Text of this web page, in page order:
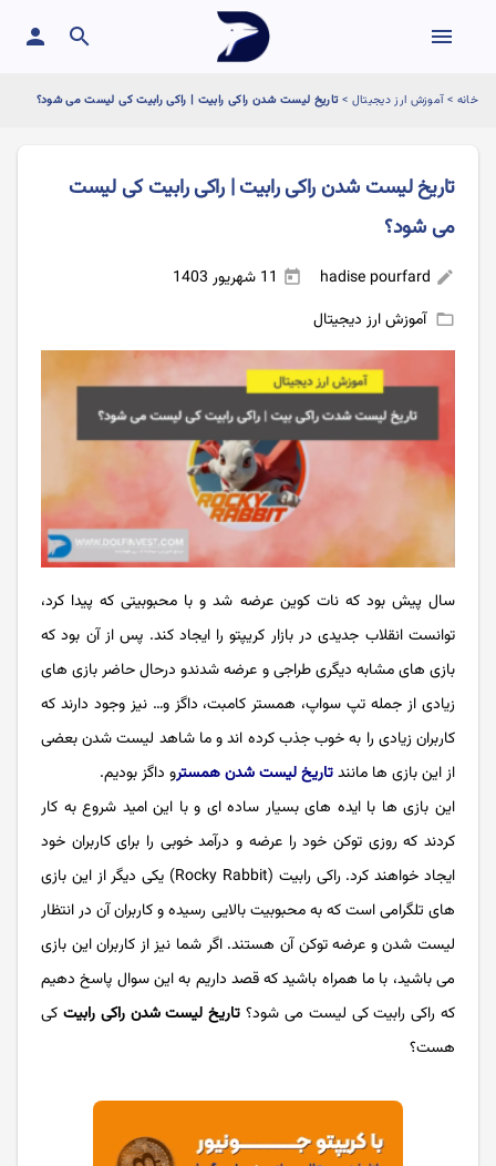
menu
search
person
خانه >آموزش ارز دیجیتال >تاریخ لیست شدن راکی رابیت | راکی رابیت کی لیست می شود؟
تاریخ لیست شدن راکی رابیت | راکی رابیت کی لیست
می شود؟
edit
today
folder_open آموزش ارز دیجیتال
سال پیش بود که نات کوین عرضه شد و با محبوبیتی که پیدا کرد،
توانست انقلاب جدیدی در بازار کریپتو را ایجاد کند. پس از آن بود که
بازی های مشابه دیگری طراجی و عرضه شدندو درحال حاضر بازی های
زیادی از جمله تپ سواپ، همستر کامبت، داگز و… نیز وجود دارند که
کاربران زیادی را به خوب جذب کرده اند و ما شاهد لیست شدن بعضی
از این بازی ها مانندتاریخ لیست شدن همسترو داگز بودیم.
این بازی ها با ایده های بسیار ساده ای و با این امید شروع به کار
کردند که روزی توکن خود را عرضه و درآمد خوبی را برای کاربران خود
ایجاد خواهند کرد. راکی رابیت (Rocky Rabbit) یکی دیگر از این بازی
های تلگرامی است که به محبوبیت بالایی رسیده و کاربران آن در انتظار
لیست شدن و عرضه توکن‌ آن هستند. اگر شما نیز از کاربران این بازی
می باشید، با ما همراه باشید که قصد داریم به این سوال پاسخ دهیم
که راکی رابیت کی لیست می‌ شود؟ تاریخ لیست شدن راکی رابیت کی
هست؟